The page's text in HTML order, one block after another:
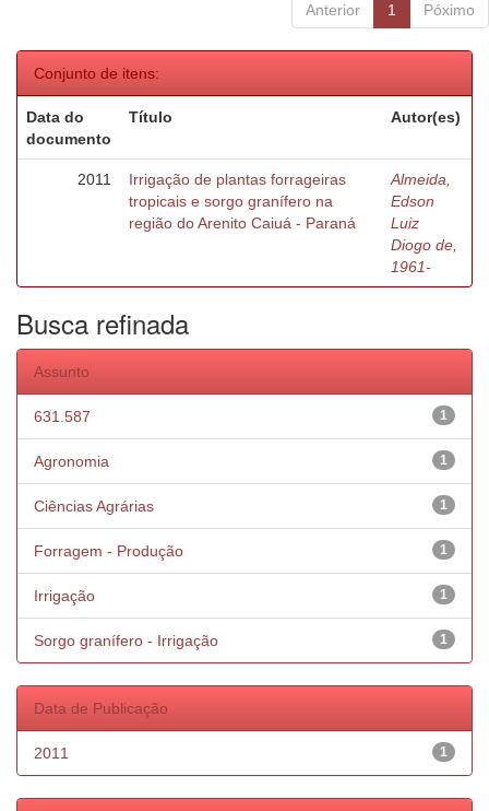
Anterior 1 Póximo
Conjunto de itens:
Data do
documento
Título Autor(es)
2011
Irrigação de plantas forrageiras
tropicais e sorgo granífero na
região do Arenito Caiuá - Paraná
Almeida,
Edson
Luiz
Diogo de,
1961-
Busca refinada
Assunto
1
631.587
1
Agronomia
1
Ciências Agrárias
1
Forragem - Produção
1
Irrigação
1
Sorgo granífero - Irrigação
Data de Publicação
1
2011